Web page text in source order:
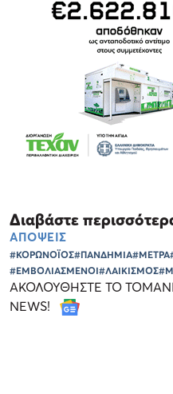
Διαβάστε
ΑΠΟΨΕΙΣ
#ΚΟΡΩΝΟΪΟΣ#ΠΑΝΔΗΜΙΑ#ΜΕΤΡΑ
#ΕΜΒΟΛΙΑΣΜΕΝΟΙ#ΛΑΙΚΙΣΜΟΣ
ΑΚΟΛΟΥΘΗΣΤΕ ΤΟ
NEWS!